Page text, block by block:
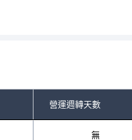
營運週轉天數
無